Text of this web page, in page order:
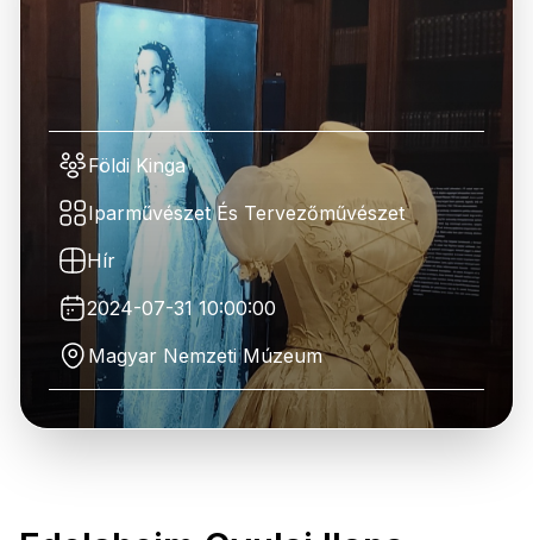
Földi Kinga
Iparművészet És Tervezőművészet
Hír
2024-07-31 10:00:00
Magyar Nemzeti Múzeum